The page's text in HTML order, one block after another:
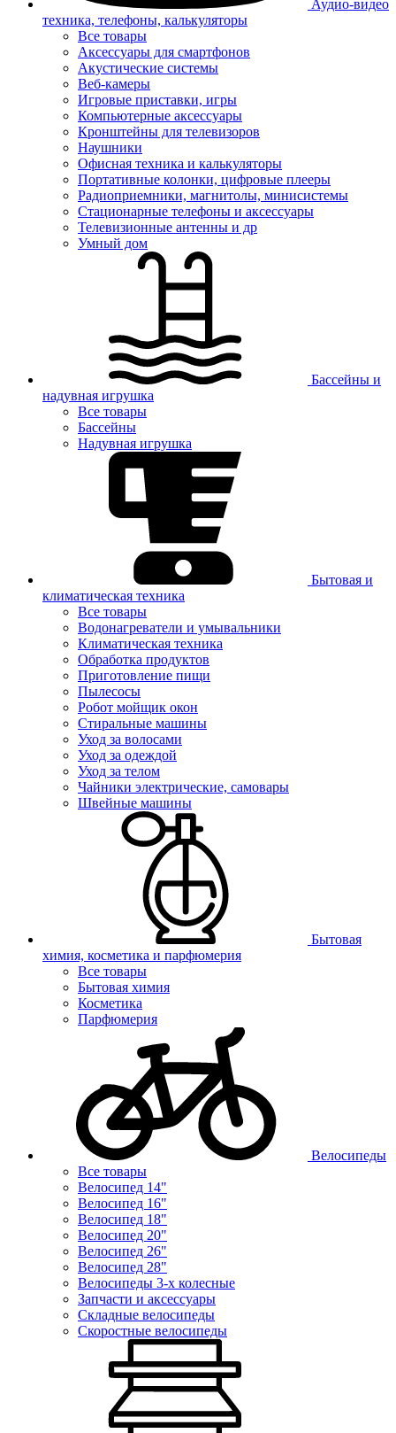
Аудио-видео
техника, телефоны, калькуляторы
Все товары
Аксессуары для смартфонов
Акустические системы
Веб-камеры
Игровые приставки, игры
Компьютерные аксессуары
Кронштейны для телевизоров
Наушники
Офисная техника и калькуляторы
Портативные колонки, цифровые плееры
Радиоприемники, магнитолы, минисистемы
Стационарные телефоны и аксессуары
Телевизионные антенны и др
Умный дом
Бассейны и
надувная игрушка
Все товары
Бассейны
Надувная игрушка
Бытовая и
климатическая техника
Все товары
Водонагреватели и умывальники
Климатическая техника
Обработка продуктов
Приготовление пищи
Пылесосы
Робот мойщик окон
Стиральные машины
Уход за волосами
Уход за одеждой
Уход за телом
Чайники электрические, самовары
Швейные машины
Бытовая
химия, косметика и парфюмерия
Все товары
Бытовая химия
Косметика
Парфюмерия
Велосипеды
Все товары
Велосипед 14"
Велосипед 16"
Велосипед 18"
Велосипед 20"
Велосипед 26"
Велосипед 28"
Велосипеды 3-х колесные
Запчасти и аксессуары
Складные велосипеды
Скоростные велосипеды